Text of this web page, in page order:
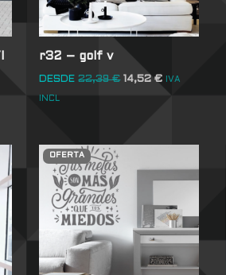
r32 – golf v
DESDE 22,39€ 14,52€ IVA
INCL
OFERTA